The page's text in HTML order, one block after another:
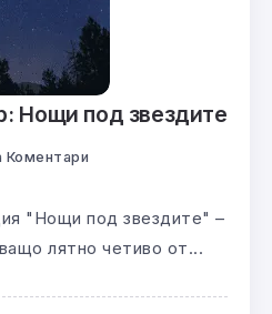
Нощи под звездите
Коментари
"Нощи под звездите" –
лятно четиво от...